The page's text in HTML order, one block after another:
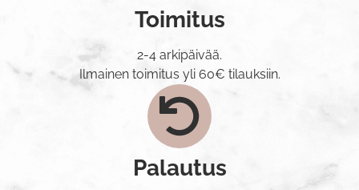
Toimitus
2-4 arkipäivää.
Ilmainen toimitus yli 60€ tilauksiin.
Palautus